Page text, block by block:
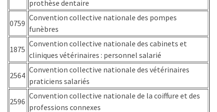
prothèse dentaire
0759
Convention collective nationale des pompes
funèbres
1875
Convention collective nationale des cabinets et
cliniques vétérinaires : personnel salarié
2564
Convention collective nationale des vétérinaires
praticiens salariés
2596
Convention collective nationale de la coiffure et des
professions connexes